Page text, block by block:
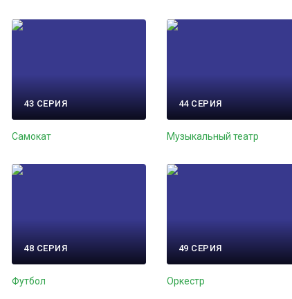
43 СЕРИЯ
Самокат
44 СЕРИЯ
Музыкальный театр
48 СЕРИЯ
Футбол
49 СЕРИЯ
Оркестр